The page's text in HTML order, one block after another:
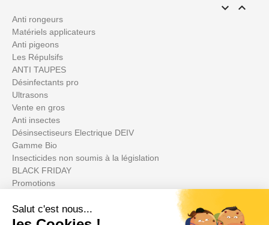
 
Anti rongeurs
Matériels applicateurs
Anti pigeons
Les Répulsifs
ANTI TAUPES
Désinfectants pro
Ultrasons
Vente en gros
Anti insectes
Désinsectiseurs Electrique DEIV
Gamme Bio
Insecticides non soumis à la législation
BLACK FRIDAY
Promotions
Il tuo account